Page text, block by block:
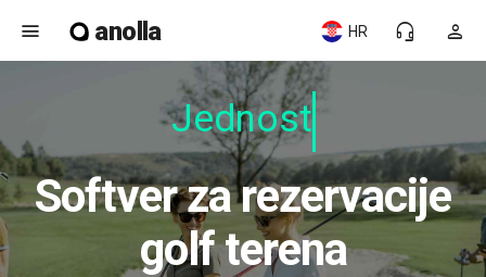
menu anolla person
headset_mic
HR
Jednostav
Softver za rezervacije
golf terena